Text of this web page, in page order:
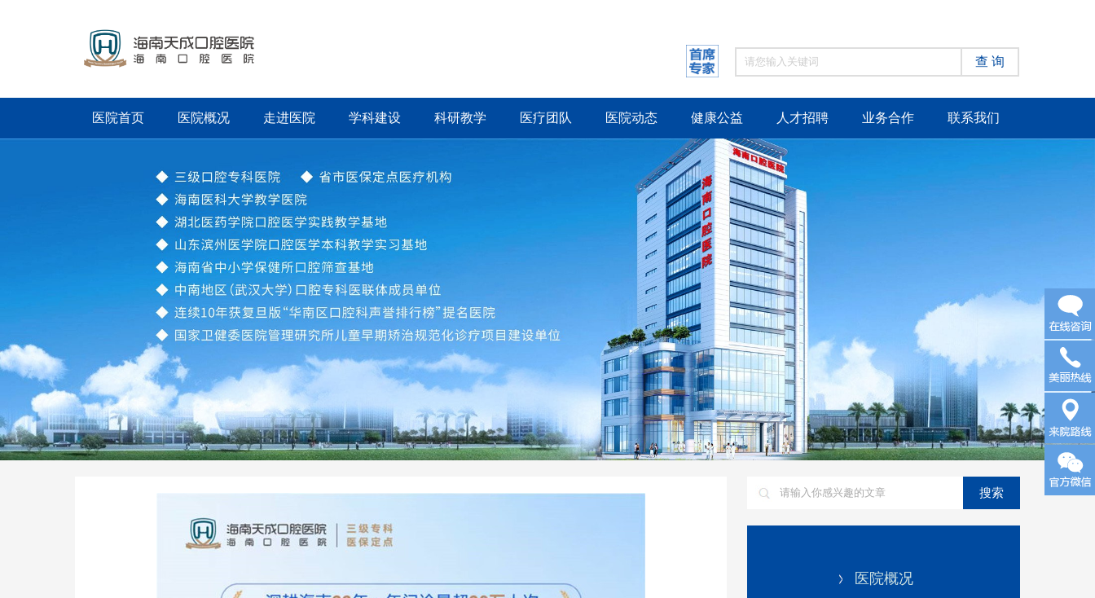
查 询
医院首页 医院概况 走进医院 学科建设 科研教学 医疗团队 医院动态 健康公益 人才招聘 业务合作 联系我们
搜索
医院概况
在线咨
询
来院路